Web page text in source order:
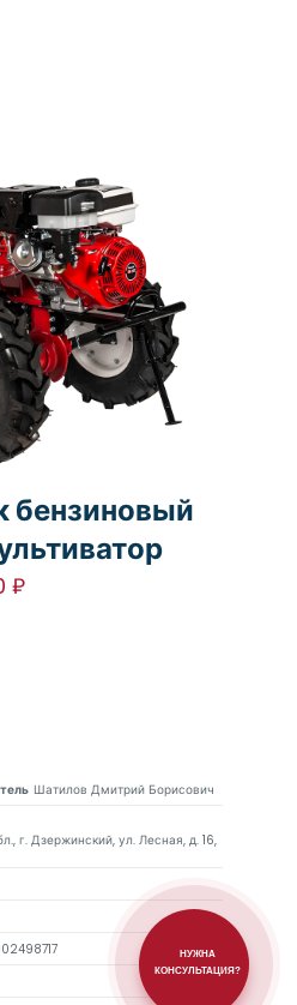
бензиновый
₽
Шатилов Дмитрий Борисович
г. Дзержинский, ул. Лесная, д. 16,
НУЖНА
КОНСУЛЬТАЦИЯ?